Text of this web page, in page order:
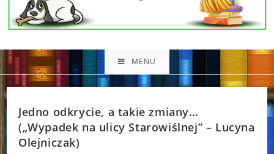
MENU
Jedno odkrycie, a takie zmiany…
(„Wypadek na ulicy Starowiślnej” – Lucyna
Olejniczak)